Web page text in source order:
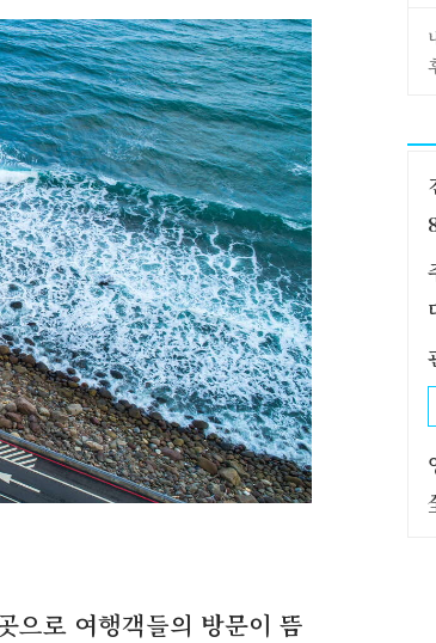
으로 여행객들의 방문이 뜸